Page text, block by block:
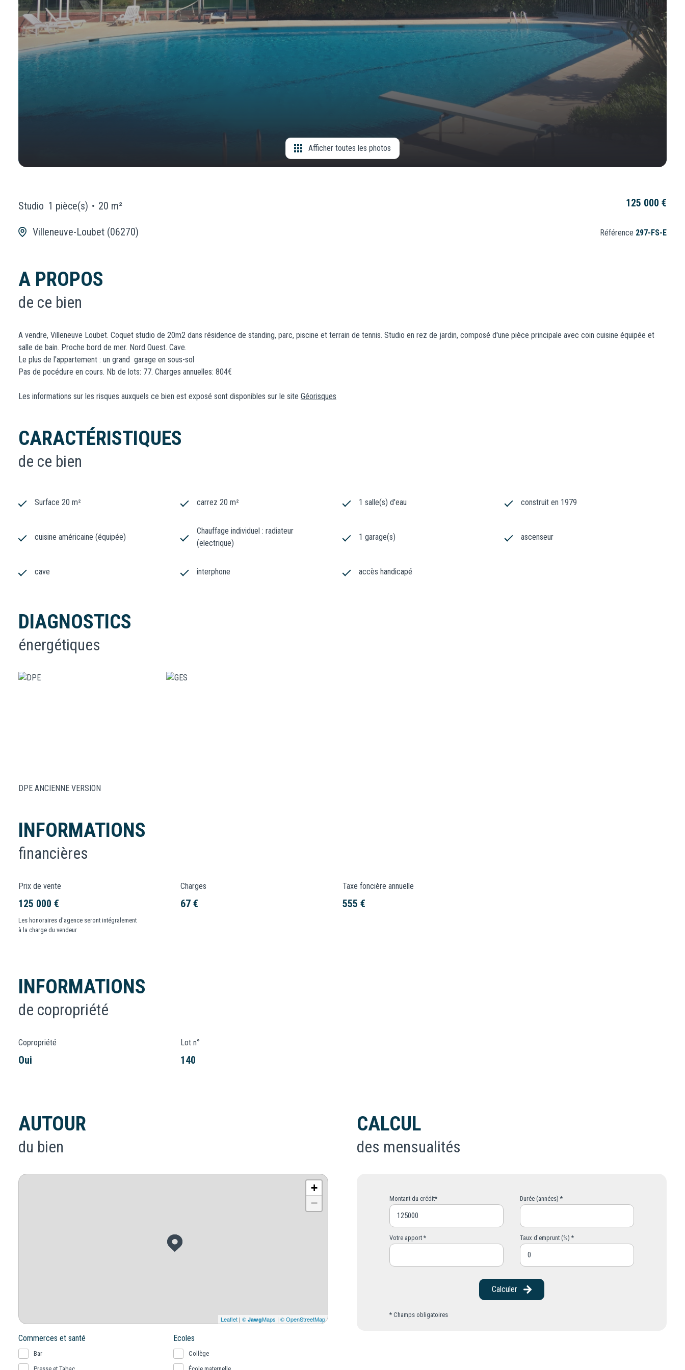
Afficher toutes les photos
Studio 1 pièce(s) 20 m²
Villeneuve-Loubet (06270)
125 000 €
Référence 297-FS-E
A PROPOS
de ce bien
A vendre, Villeneuve Loubet. Coquet studio de 20m2 dans résidence de standing, parc, piscine et terrain de tennis. Studio en rez de jardin, composé d'une pièce principale avec coin cuisine équipée et
salle de bain. Proche bord de mer. Nord Ouest. Cave.
Le plus de l'appartement : un grand garage en sous-sol
Pas de pocédure en cours. Nb de lots: 77. Charges annuelles: 804€
Les informations sur les risques auxquels ce bien est exposé sont disponibles sur le site Géorisques
CARACTÉRISTIQUES
de ce bien
Surface 20 m² carrez 20 m² 1 salle(s) d'eau construit en 1979
cuisine américaine (équipée)
Chauffage individuel : radiateur
(electrique)
1 garage(s) ascenseur
cave interphone accès handicapé
DIAGNOSTICS
énergétiques
DPE ANCIENNE VERSION
INFORMATIONS
financières
Prix de vente
125 000 €
Les honoraires d'agence seront intégralement
à la charge du vendeur
Charges
67 €
Taxe foncière annuelle
555 €
INFORMATIONS
de copropriété
Copropriété
Oui
Lot n°
140
AUTOUR
du bien
+
−
Leaflet | © JawgMaps | © OpenStreetMap
Commerces et santé
Bar
Ecoles
Collège
CALCUL
des mensualités
Montant du crédit* Durée (années) *
Votre apport * Taux d'emprunt (%) *
Calculer
* Champs obligatoires